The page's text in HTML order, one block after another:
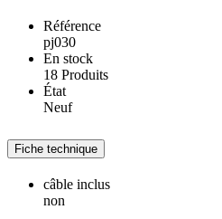
Référence
pj030
En stock
18 Produits
État
Neuf
Fiche technique
câble inclus
non